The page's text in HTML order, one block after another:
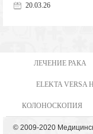
20.03.26
ЛЕЧЕНИЕ РАКА
ELEKTA VERSA
КОЛОНОСКОПИЯ
© 2009-2020